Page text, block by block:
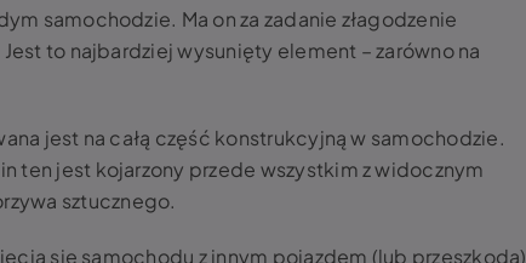
samochodzie. Ma on za zadanie złagodzenie
to najbardziej wysunięty element – zarówno na
jest na całą część konstrukcyjną w samochodzie.
ten jest kojarzony przede wszystkim z widocznym
sztucznego.
się samochodu z innym pojazdem (lub przeszkodą)